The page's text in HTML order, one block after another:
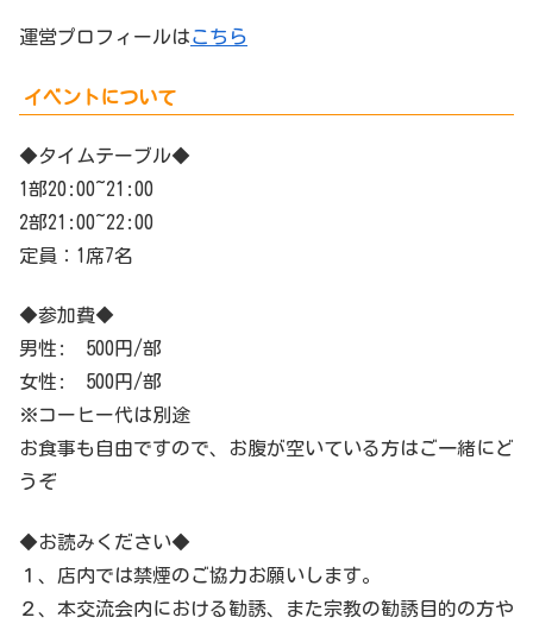
運営プロフィールはこちら
イベントについて
◆タイムテーブル◆
1部20:00~21:00
2部21:00~22:00
定員：1席7名
◆参加費◆
男性: 500円/部
女性: 500円/部
※コーヒー代は別途
お食事も自由ですので、お腹が空いている方はご一緒にど
うぞ
◆お読みください◆
１、店内では禁煙のご協力お願いします。
２、本交流会内における勧誘、また宗教の勧誘目的の方や